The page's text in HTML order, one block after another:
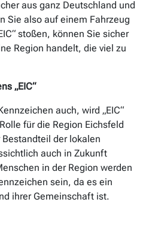
aus ganz Deutschland und
Sie also auf einem Fahrzeug
stoßen, können Sie sicher
Region handelt, die viel zu
„EIC“
auch, wird „EIC“
für die Region Eichsfeld
der lokalen
auch in Zukunft
in der Region werden
sein, da es ein
ihrer Gemeinschaft ist.